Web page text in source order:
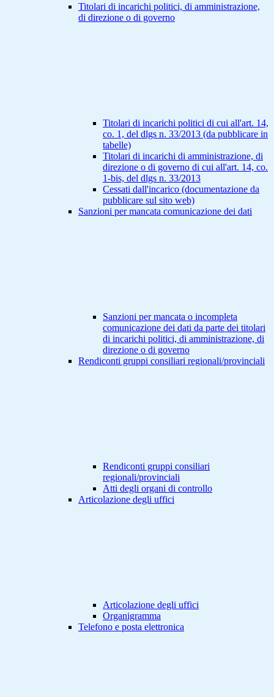
Titolari di incarichi politici, di amministrazione,
di direzione o di governo
Titolari di incarichi politici di cui all'art. 14,
co. 1, del dlgs n. 33/2013 (da pubblicare in
tabelle)
Titolari di incarichi di amministrazione, di
direzione o di governo di cui all'art. 14, co.
1-bis, del dlgs n. 33/2013
Cessati dall'incarico (documentazione da
pubblicare sul sito web)
Sanzioni per mancata comunicazione dei dati
Sanzioni per mancata o incompleta
comunicazione dei dati da parte dei titolari
di incarichi politici, di amministrazione, di
direzione o di governo
Rendiconti gruppi consiliari regionali/provinciali
Rendiconti gruppi consiliari
regionali/provinciali
Atti degli organi di controllo
Articolazione degli uffici
Articolazione degli uffici
Organigramma
Telefono e posta elettronica